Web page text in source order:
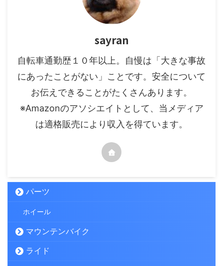
sayran
自転車通勤歴１０年以上。自慢は「大きな事故
にあったことがない」ことです。安全について
お伝えできることがたくさんあります。
※Amazonのアソシエイトとして、当メディア
は適格販売により収入を得ています。
パーツ
ホイール
マウンテンバイク
ライド